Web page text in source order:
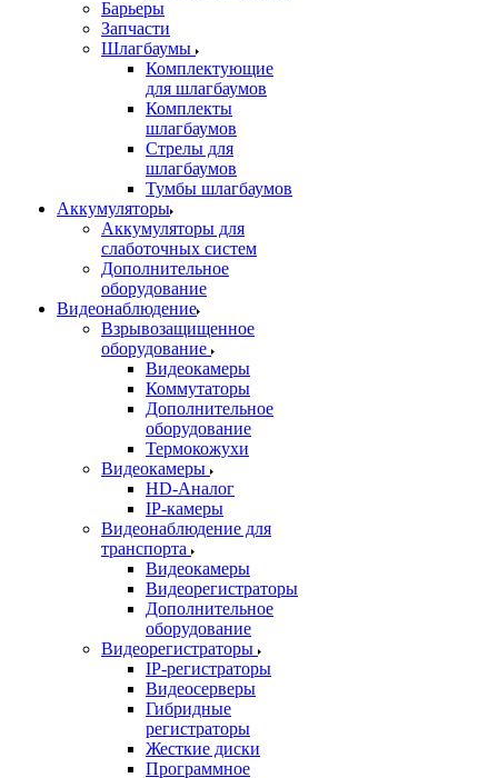
Барьеры
Запчасти
Шлагбаумы
Комплектующие
для шлагбаумов
Комплекты
шлагбаумов
Стрелы для
шлагбаумов
Тумбы шлагбаумов
Аккумуляторы
Аккумуляторы для
слаботочных систем
Дополнительное
оборудование
Видеонаблюдение
Взрывозащищенное
оборудование
Видеокамеры
Коммутаторы
Дополнительное
оборудование
Термокожухи
Видеокамеры
HD-Аналог
IP-камеры
Видеонаблюдение для
транспорта
Видеокамеры
Видеорегистраторы
Дополнительное
оборудование
Видеорегистраторы
IP-регистраторы
Видеосерверы
Гибридные
регистраторы
Жесткие диски
Программное